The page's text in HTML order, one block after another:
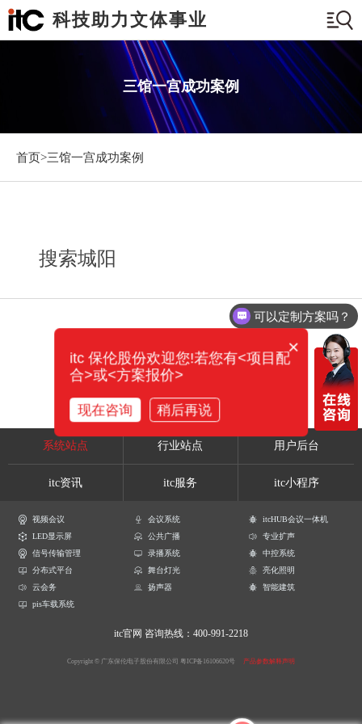
科技助力文体事业
三馆一宫成功案例
首页>三馆一宫成功案例
搜索城阳
系统站点 行业站点 用户后台
itc资讯 itc服务 itc小程序
视频会议 会议系统
itcHUB会议一体机
LED显示屏
公共广播
专业扩声
信号传输管理
录播系统
中控系统
分布式平台
舞台灯光
亮化照明
云会务
扬声器
智能建筑
pis车载系统
itc官网 咨询热线：400-991-2218
Copyright © 广东保伦电子股份有限公司 粤ICP备16106620号 产品参数解释声明
可以定制方案吗？
×
itc 保伦股份欢迎您!若您有<项目配
合>或<方案报价>
现在咨询 稍后再说